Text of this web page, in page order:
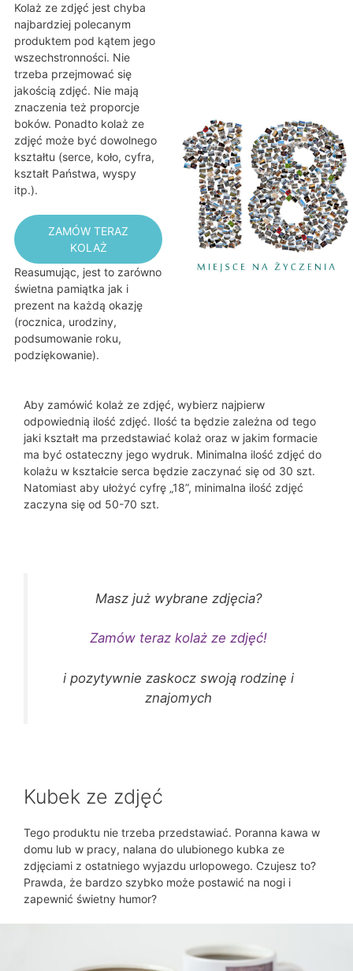
Kolaż ze zdjęć jest chyba
najbardziej polecanym
produktem pod kątem jego
wszechstronności. Nie
trzeba przejmować się
jakością zdjęć. Nie mają
znaczenia też proporcje
boków. Ponadto kolaż ze
zdjęć może być dowolnego
kształtu (serce, koło, cyfra,
kształt Państwa, wyspy
itp.).
ZAMÓW TERAZ
KOLAŻ
Reasumując, jest to zarówno
świetna pamiątka jak i
prezent na każdą okazję
(rocznica, urodziny,
podsumowanie roku,
podziękowanie).
Aby zamówić kolaż ze zdjęć, wybierz najpierw
odpowiednią ilość zdjęć. Ilość ta będzie zależna od tego
jaki kształt ma przedstawiać kolaż oraz w jakim formacie
ma być ostateczny jego wydruk. Minimalna ilość zdjęć do
kolażu w kształcie serca będzie zaczynać się od 30 szt.
Natomiast aby ułożyć cyfrę „18”, minimalna ilość zdjęć
zaczyna się od 50-70 szt.
Masz już wybrane zdjęcia?
Zamów teraz kolaż ze zdjęć!
i pozytywnie zaskocz swoją rodzinę i
znajomych
Kubek ze zdjęć
Tego produktu nie trzeba przedstawiać. Poranna kawa w
domu lub w pracy, nalana do ulubionego kubka ze
zdjęciami z ostatniego wyjazdu urlopowego. Czujesz to?
Prawda, że bardzo szybko może postawić na nogi i
zapewnić świetny humor?